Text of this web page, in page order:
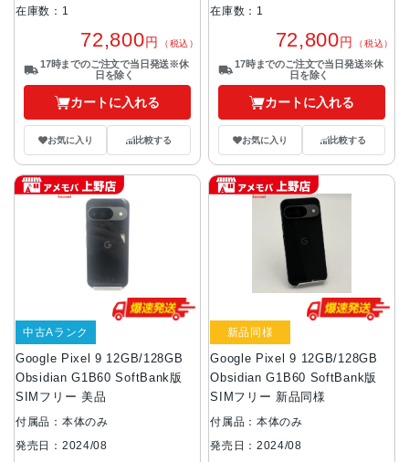
在庫数：1
72,800円 （税込）
17時までのご注文で当日発送※休
日を除く
カートに入れる
お気に入り 比較する
在庫数：1
72,800円 （税込）
17時までのご注文で当日発送※休
日を除く
カートに入れる
お気に入り 比較する
Google Pixel 9 12GB/128GB
Obsidian G1B60 SoftBank版
SIMフリー 美品
中古Aランク
付属品：本体のみ
発売日：2024/08
Google Pixel 9 12GB/128GB
Obsidian G1B60 SoftBank版
SIMフリー 新品同様
新品同様
付属品：本体のみ
発売日：2024/08